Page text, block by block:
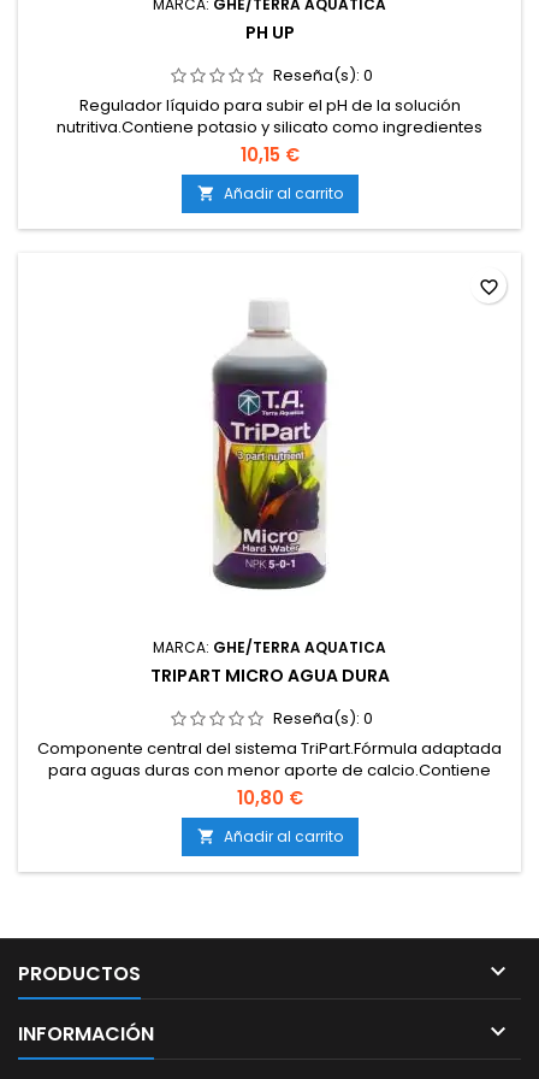
MARCA: GHE/TERRA AQUATICA
PH UP
Reseña(s): 0
Regulador líquido para subir el pH de la solución
nutritiva.Contiene potasio y silicato como ingredientes
activos.Adecuado para aguas de baja mineralización o
cultivo hidropónico.Estabiliza y mantiene el pH ajustado,
evitando fluctuaciones bruscas.Compatible con cualquier
sistema de cultivo en tierra, coco o hidroponía.
10,15 €
 Añadir al carrito
MARCA: GHE/TERRA AQUATICA
TRIPART MICRO AGUA DURA
Reseña(s): 0
Componente central del sistema TriPart.Fórmula adaptada
para aguas duras con menor aporte de calcio.Contiene
oligoelementos quelatados para máxima
asimilación.Estabiliza la solución nutritiva y mantiene el pH
más constante.Compatible con tierra, coco e hidroponía.
10,80 €
 Añadir al carrito
favorite_border
PRODUCTOS 
INFORMACIÓN 